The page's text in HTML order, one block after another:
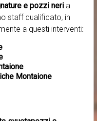
e pozzi neria
staff qualificato, in
a questi interventi:
Montaione